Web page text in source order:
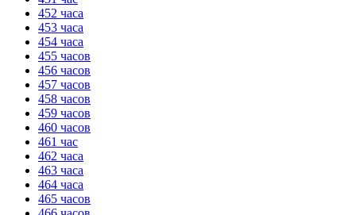
452 часа
453 часа
454 часа
455 часов
456 часов
457 часов
458 часов
459 часов
460 часов
461 час
462 часа
463 часа
464 часа
465 часов